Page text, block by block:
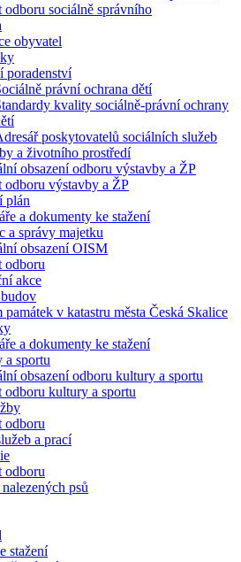
odboru sociálně správního
obyvatel
poradenství
právní ochrana dětí
kvality sociálně-právní ochrany
poskytovatelů sociálních služeb
a životního prostředí
obsazení odboru výstavby a ŽP
odboru výstavby a ŽP
plán
a dokumenty ke stažení
a správy majetku
obsazení OISM
odboru
akce
památek v katastru města Česká Skalice
a dokumenty ke stažení
a sportu
obsazení odboru kultury a sportu
odboru kultury a sportu
odboru
a prací
odboru
psů
stažení